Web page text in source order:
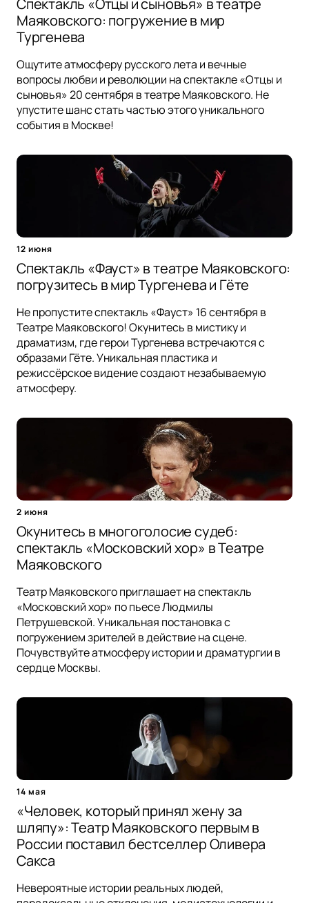
Спектакль «Отцы и сыновья» в театре
Маяковского: погружение в мир
Тургенева
Ощутите атмосферу русского лета и вечные
вопросы любви и революции на спектакле «Отцы и
сыновья» 20 сентября в театре Маяковского. Не
упустите шанс стать частью этого уникального
события в Москве!
12 июня
Спектакль «Фауст» в театре Маяковского:
погрузитесь в мир Тургенева и Гёте
Не пропустите спектакль «Фауст» 16 сентября в
Театре Маяковского! Окунитесь в мистику и
драматизм, где герои Тургенева встречаются с
образами Гёте. Уникальная пластика и
режиссёрское видение создают незабываемую
атмосферу.
2 июня
Окунитесь в многоголосие судеб:
спектакль «Московский хор» в Театре
Маяковского
Театр Маяковского приглашает на спектакль
«Московский хор» по пьесе Людмилы
Петрушевской. Уникальная постановка с
погружением зрителей в действие на сцене.
Почувствуйте атмосферу истории и драматургии в
сердце Москвы.
14 мая
«Человек, который принял жену за
шляпу»: Театр Маяковского первым в
России поставил бестселлер Оливера
Сакса
Невероятные истории реальных людей,